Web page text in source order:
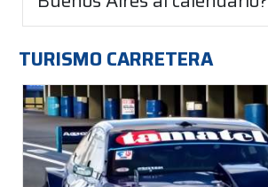
TURISMO CARRETERA